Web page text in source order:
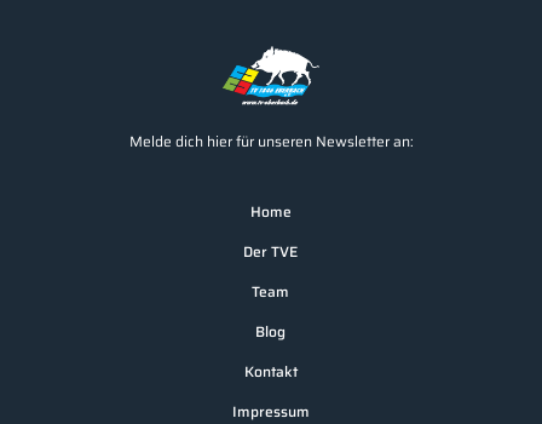
Melde dich hier für unseren Newsletter an:
Home
Der TVE
Team
Blog
Kontakt
Impressum